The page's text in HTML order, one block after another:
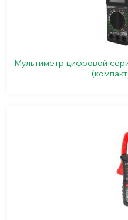
Мультиметр цифровой